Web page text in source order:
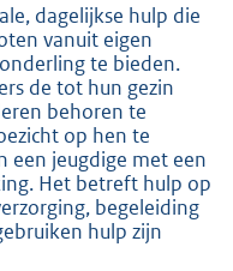
dagelijkse hulp die
vanuit eigen
te bieden.
de tot hun gezin
behoren te
op hen te
een jeugdige met een
Het betreft hulp op
begeleiding
hulp zijn